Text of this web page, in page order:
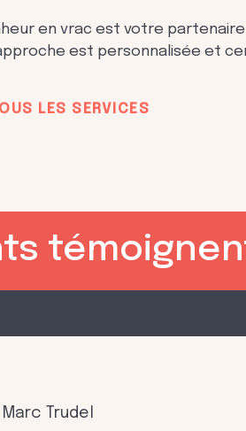
en vrac est votre
est personnalisée et
LES SERVICES
Marc Trudel